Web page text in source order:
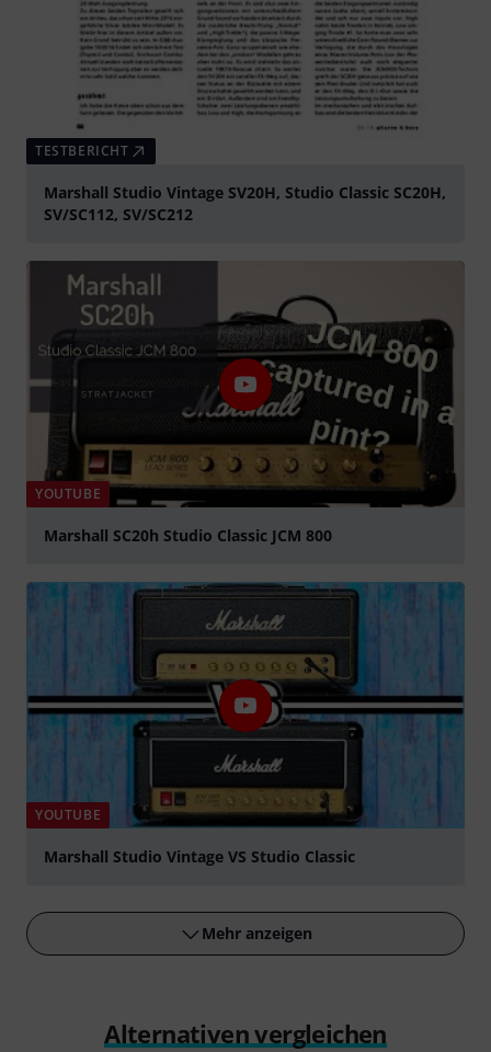
TESTBERICHT
Marshall Studio Vintage SV20H, Studio Classic SC20H,
SV/SC112, SV/SC212
YOUTUBE
Marshall SC20h Studio Classic JCM 800
YOUTUBE
Marshall Studio Vintage VS Studio Classic
Mehr anzeigen
Alternativen vergleichen